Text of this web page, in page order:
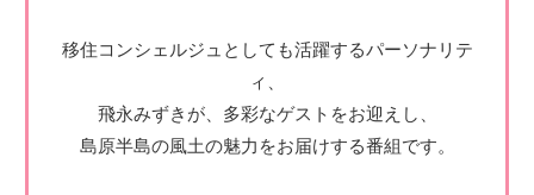
移住コンシェルジュとしても活躍するパーソナリテ
ィ、
飛永みずきが、多彩なゲストをお迎えし、
島原半島の風土の魅力をお届けする番組です。